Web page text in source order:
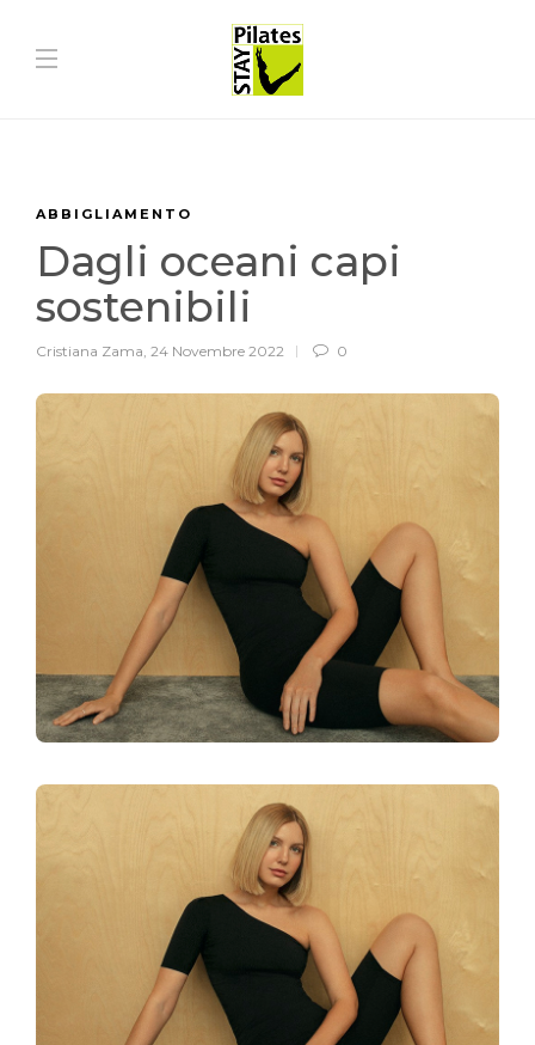
ABBIGLIAMENTO
Dagli oceani capi
sostenibili
Cristiana Zama, 24 Novembre 2022 0